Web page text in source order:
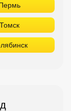
Томск